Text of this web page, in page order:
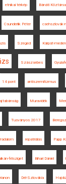
etnikai térkép Bánáti
Csunderlik Péter csehszlovák-
Szeged Kárpát-
Szászsebes
14 pont antiszemitizmus
Muravidék
Tusványos 2017
repatriálás Papp
félsziget Bihari Dániel
Dél-Szlovákia